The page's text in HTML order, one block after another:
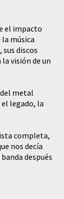
el impacto
música
discos
visión de un
metal
legado, la
completa,
nos decía
después